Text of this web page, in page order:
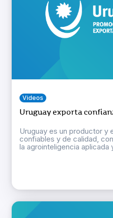
Videos
Uruguay exporta
Uruguay es un productor y
confiables y de calidad,
la agrointeligencia aplicada